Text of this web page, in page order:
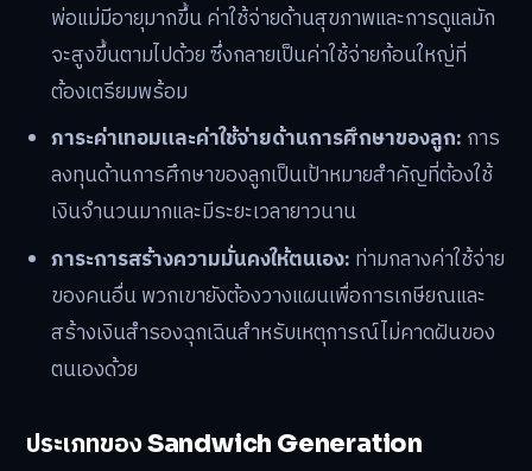
พ่อแม่มีอายุมากขึ้น ค่าใช้จ่ายด้านสุขภาพและการดูแลมัก
จะสูงขึ้นตามไปด้วย ซึ่งกลายเป็นค่าใช้จ่ายก้อนใหญ่ที่
ต้องเตรียมพร้อม
ภาระค่าเทอมและค่าใช้จ่ายด้านการศึกษาของลูก: การ
ลงทุนด้านการศึกษาของลูกเป็นเป้าหมายสำคัญที่ต้องใช้
เงินจำนวนมากและมีระยะเวลายาวนาน
ภาระการสร้างความมั่นคงให้ตนเอง: ท่ามกลางค่าใช้จ่าย
ของคนอื่น พวกเขายังต้องวางแผนเพื่อการเกษียณและ
สร้างเงินสำรองฉุกเฉินสำหรับเหตุการณ์ไม่คาดฝันของ
ตนเองด้วย
ประเภทของ Sandwich Generation